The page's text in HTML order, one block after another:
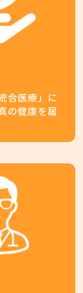
合医療」に
の健康を届